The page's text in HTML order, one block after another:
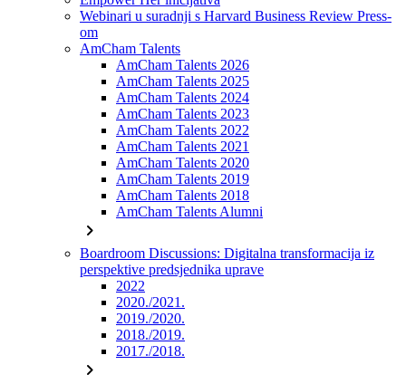
Webinari u suradnji s Harvard Business Review Press-
om
AmCham Talents
AmCham Talents 2026
AmCham Talents 2025
AmCham Talents 2024
AmCham Talents 2023
AmCham Talents 2022
AmCham Talents 2021
AmCham Talents 2020
AmCham Talents 2019
AmCham Talents 2018
AmCham Talents Alumni
chevron_right
Boardroom Discussions: Digitalna transformacija iz
perspektive predsjednika uprave
2022
2020./2021.
2019./2020.
2018./2019.
2017./2018.
chevron_right